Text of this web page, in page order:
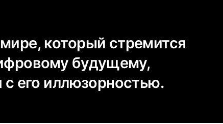
который стремится
будущему,
с его иллюзорностью.